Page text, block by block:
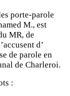
porte-parole
M., est
MR, de
d’
de parole en
de Charleroi.
: